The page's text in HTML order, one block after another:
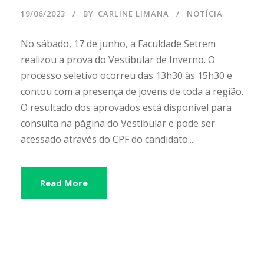
19/06/2023 BY CARLINE LIMANA NOTÍCIA
No sábado, 17 de junho, a Faculdade Setrem
realizou a prova do Vestibular de Inverno. O
processo seletivo ocorreu das 13h30 às 15h30 e
contou com a presença de jovens de toda a região.
O resultado dos aprovados está disponível para
consulta na página do Vestibular e pode ser
acessado através do CPF do candidato....
Read More